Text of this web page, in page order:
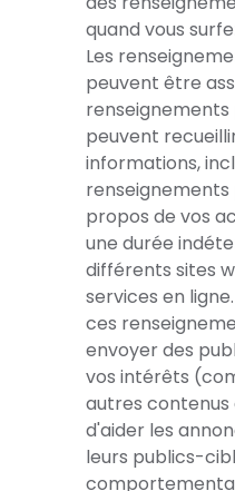
quand vous
Les
peuvent être
renseignements
peuvent
informations,
renseignements
propos de vos
une durée
différents sites
services en
ces
envoyer des
vos intérêts
autres contenus
d'aider les
leurs publics-